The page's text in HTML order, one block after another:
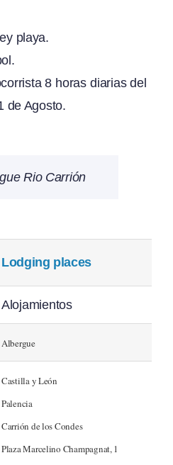
playa.
8 horas diarias del
de Agosto.
Rio Carrión
Lodging places
Alojamientos
Albergue
Castilla y León
Palencia
Carrión de los Condes
Plaza Marcelino Champagnat, 1